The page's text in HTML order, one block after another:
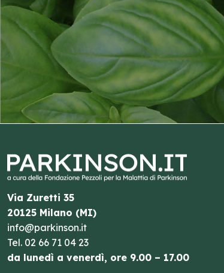
Via Zuretti 35
20125 Milano (MI)
info@parkinson.it
Tel. 02 66 71 04 23
da lunedì a venerdì, ore 9.00 – 17.00